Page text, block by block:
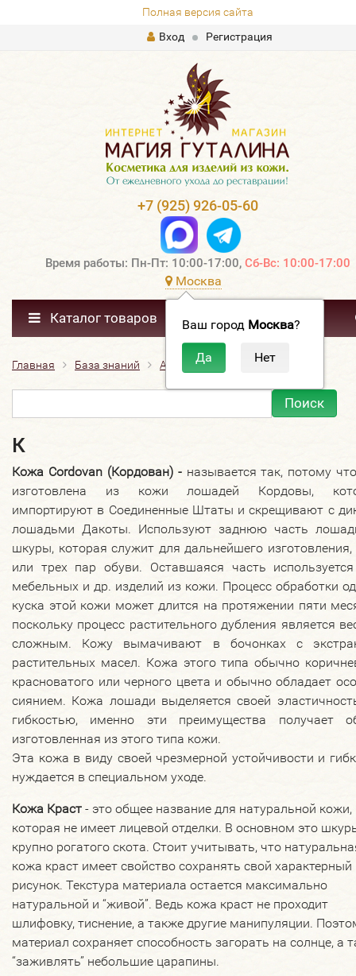
Полная версия сайта
Вход
Регистрация
+7 (925) 926-05-60
Время работы: Пн-Пт: 10:00-17:00, Сб-Вс: 10:00-17:00
Москва
Ваш город Москва?
Каталог товаров
Главная База знаний Алфавитный справочник
К
Кожа Cordovan (Кордован) - называется так, потому
изготовлена из кожи лошадей Кордовы,
импортируют в Соединенные Штаты и скрещивают с
лошадьми Дакоты. Используют заднюю часть
шкуры, которая служит для дальнейшего изготовления,
или трех пар обуви. Оставшаяся часть
мебельных и др. изделий из кожи. Процесс обработки
куска этой кожи может длится на протяжении пяти
поскольку процесс растительного дубления является
сложным. Кожу вымачивают в бочонках с
растительных масел. Кожа этого типа обычно
красноватого или черного цвета и обычно обладает
сиянием. Кожа лошади выделяется своей
гибкостью, именно эти преимущества получает
изготовленная из этого типа кожи.
Эта кожа в виду своей чрезмерной устойчивости и
нуждается в специальном уходе.
Кожа Краст - это общее название для натуральной кожи,
которая не имеет лицевой отделки. В основном это
крупно рогатого скота. Стоит учитывать, что
кожа краст имеет свойство сохранять свой характерный
рисунок. Текстура материала остается максимально
натуральной и “живой”. Ведь кожа краст не проходит
шлифовку, тиснение, а также другие манипуляции.
материал сохраняет способность загорать на солнце, а
“заживлять” небольшие царапины.